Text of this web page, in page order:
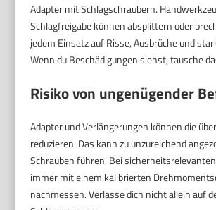
Adapter mit Schlagschraubern.
Schlagfreigabe können absplittern oder
jedem Einsatz auf Risse, Ausbrüche und
Wenn du Beschädigungen siehst, tausche
Risiko von ungenügender
Adapter und Verlängerungen können die
reduzieren. Das kann zu unzureichend
Schrauben führen. Bei
immer mit einem kalibrierten
nachmessen. Verlasse dich nicht allein auf